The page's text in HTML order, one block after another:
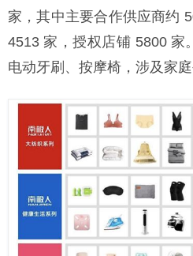
家，其中主要合作供应商约
4513 家，授权店铺 5800 家
电动牙刷、按摩椅，涉及家庭